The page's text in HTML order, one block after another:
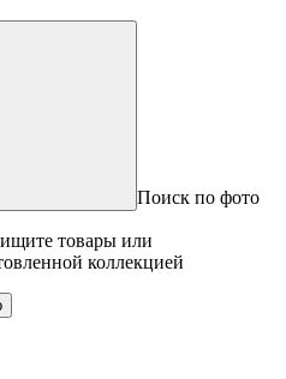
Поиск по фото
товары или
коллекцией